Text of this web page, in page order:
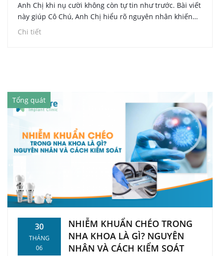
Anh Chị khi nụ cười không còn tự tin như trước. Bài viết
này giúp Cô Chú, Anh Chị hiểu rõ nguyên nhân khiến
răng ố vàng, đánh giá đúng mức độ tình trạng của mình,
Chi tiết
Tổng quát
30
THÁNG
06
NHIỄM KHUẨN CHÉO TRONG
NHA KHOA LÀ GÌ? NGUYÊN
NHÂN VÀ CÁCH KIỂM SOÁT